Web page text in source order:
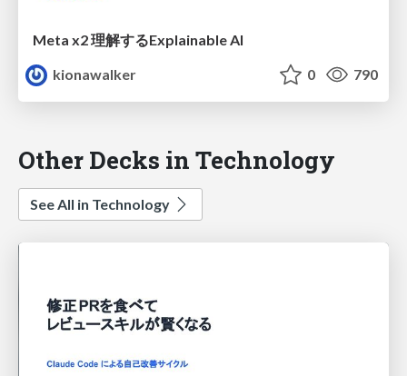
Meta x2 理解するExplainable AI
kionawalker
0 790
Other Decks in Technology
See All in Technology